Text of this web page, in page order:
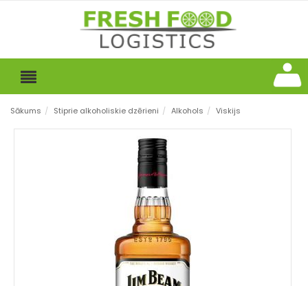
Sākums / Stiprie alkoholiskie dzērieni / Alkohols / Viskijs